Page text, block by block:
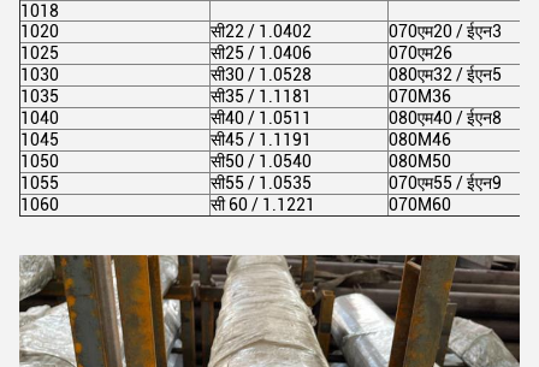
1018
1020
सी22 / 1.0402
070एम20 / ईएन3
1025
सी25 / 1.0406
070एम26
1030
सी30 / 1.0528
080एम32 / ईएन5
1035
सी35 / 1.1181
070M36
1040
सी40 / 1.0511
080एम40 / ईएन8
1045
सी45 / 1.1191
080M46
1050
सी50 / 1.0540
080M50
1055
सी55 / 1.0535
070एम55 / ईएन9
1060
सी 60 / 1.1221 070M60